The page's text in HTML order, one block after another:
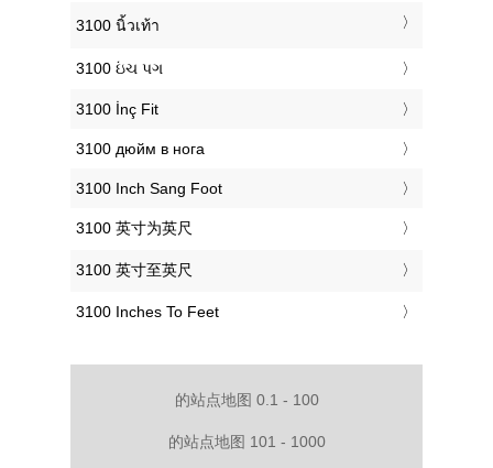
‎3100 นิ้วเท้า
‎3100 ઇંચ પગ
‎3100 İnç Fit
‎3100 дюйм в нога
‎3100 Inch Sang Foot
‎3100 英寸为英尺
‎3100 英寸至英尺
‎3100 Inches To Feet
的站点地图 0.1 - 100
的站点地图 101 - 1000